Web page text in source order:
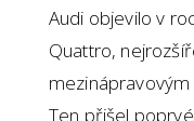
Audi objevilo v
Quattro,
Ten přišel